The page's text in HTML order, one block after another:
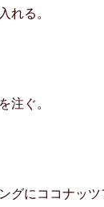
れる。
注ぐ。
グにココナッ